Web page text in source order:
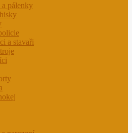
pálenky
a stavaři